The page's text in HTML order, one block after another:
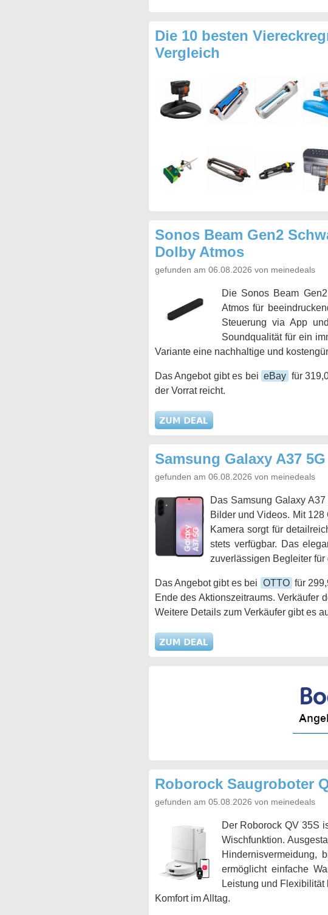
Die 10 besten
Vergleich
Sonos Beam Gen2
Dolby Atmos
gefunden am 06.08.2026 von meinedeals
Die Sonos Beam
Atmos für
Steuerung via App
Soundqualität für ein
Variante eine nachhaltige und
Das Angebot gibt es bei eBay für
der Vorrat reicht.
Samsung Galaxy A37
gefunden am 06.08.2026 von meinedeals
Das Samsung Galaxy A37
Bilder und Videos. Mit
Kamera sorgt für
stets verfügbar. Das
zuverlässigen Begleiter für
Das Angebot gibt es bei OTTO für
Ende des Aktionszeitraums. Verkäufer
Weitere Details zum Verkäufer gibt es
Roborock Saugroboter
gefunden am 05.08.2026 von meinedeals
Der Roborock QV 35S
Wischfunktion.
Hindernisvermeidung,
ermöglicht einfache
Leistung und
Komfort im Alltag.